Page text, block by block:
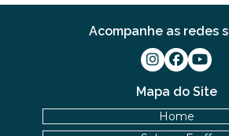
Mapa do Site
Home
Acompanhe as redes